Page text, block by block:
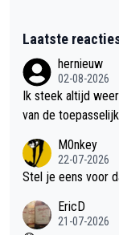
Laatste
hernieuw
02-08-2026
Ik steek altijd
van de
M0nkey
22-07-2026
Stel je eens voor
EricD
21-07-2026